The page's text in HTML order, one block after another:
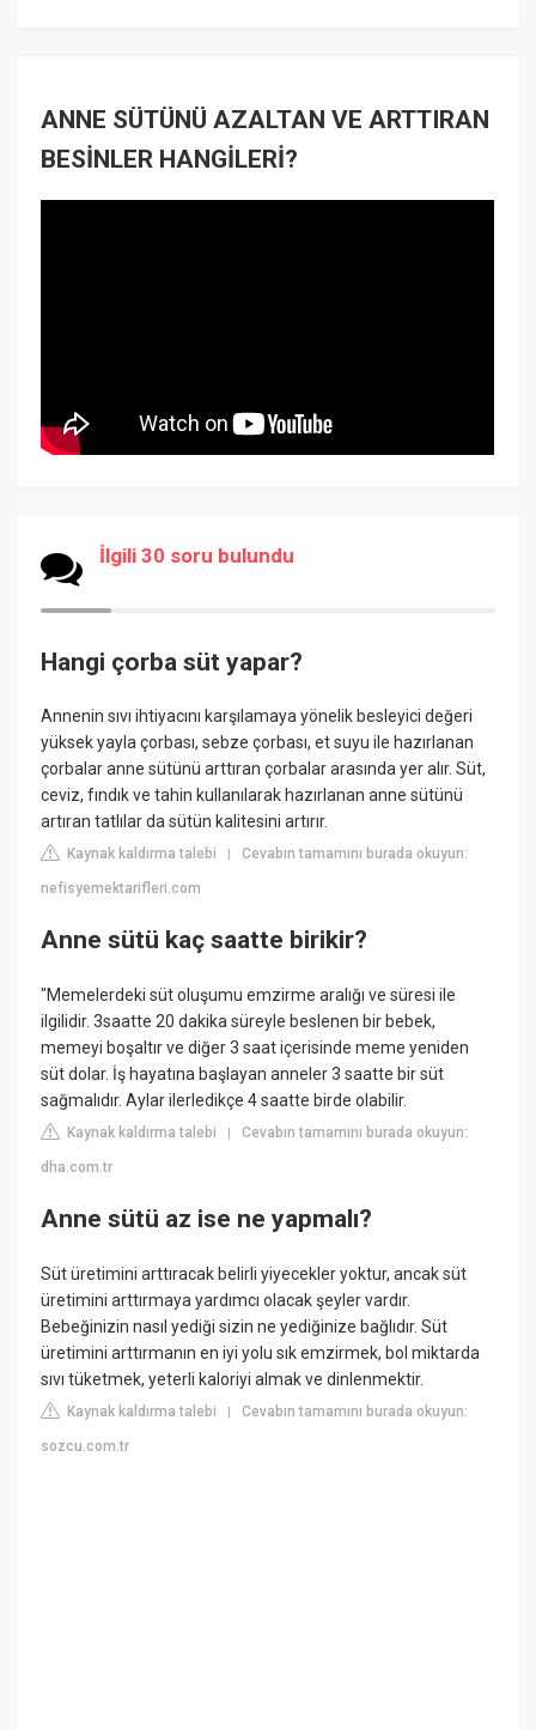
ANNE SÜTÜNÜ AZALTAN VE ARTTIRAN
BESİNLER HANGİLERİ?
İlgili 30 soru bulundu
Hangi çorba süt yapar?
Annenin sıvı ihtiyacını karşılamaya yönelik besleyici değeri
yüksek yayla çorbası, sebze çorbası, et suyu ile hazırlanan
çorbalar anne sütünü arttıran çorbalar arasında yer alır. Süt,
ceviz, fındık ve tahin kullanılarak hazırlanan anne sütünü
artıran tatlılar da sütün kalitesini artırır.
Kaynak kaldırma talebi |Cevabın tamamını burada okuyun:
nefisyemektarifleri.com
Anne sütü kaç saatte birikir?
"Memelerdeki süt oluşumu emzirme aralığı ve süresi ile
ilgilidir. 3saatte 20 dakika süreyle beslenen bir bebek,
memeyi boşaltır ve diğer 3 saat içerisinde meme yeniden
süt dolar. İş hayatına başlayan anneler 3 saatte bir süt
sağmalıdır. Aylar ilerledikçe 4 saatte birde olabilir.
Kaynak kaldırma talebi |Cevabın tamamını burada okuyun:
dha.com.tr
Anne sütü az ise ne yapmalı?
Süt üretimini arttıracak belirli yiyecekler yoktur, ancak süt
üretimini arttırmaya yardımcı olacak şeyler vardır.
Bebeğinizin nasıl yediği sizin ne yediğinize bağlıdır. Süt
üretimini arttırmanın en iyi yolu sık emzirmek, bol miktarda
sıvı tüketmek, yeterli kaloriyi almak ve dinlenmektir.
Kaynak kaldırma talebi |Cevabın tamamını burada okuyun:
sozcu.com.tr